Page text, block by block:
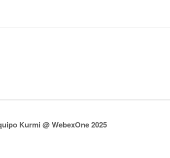
Kurmi @ WebexOne 2025